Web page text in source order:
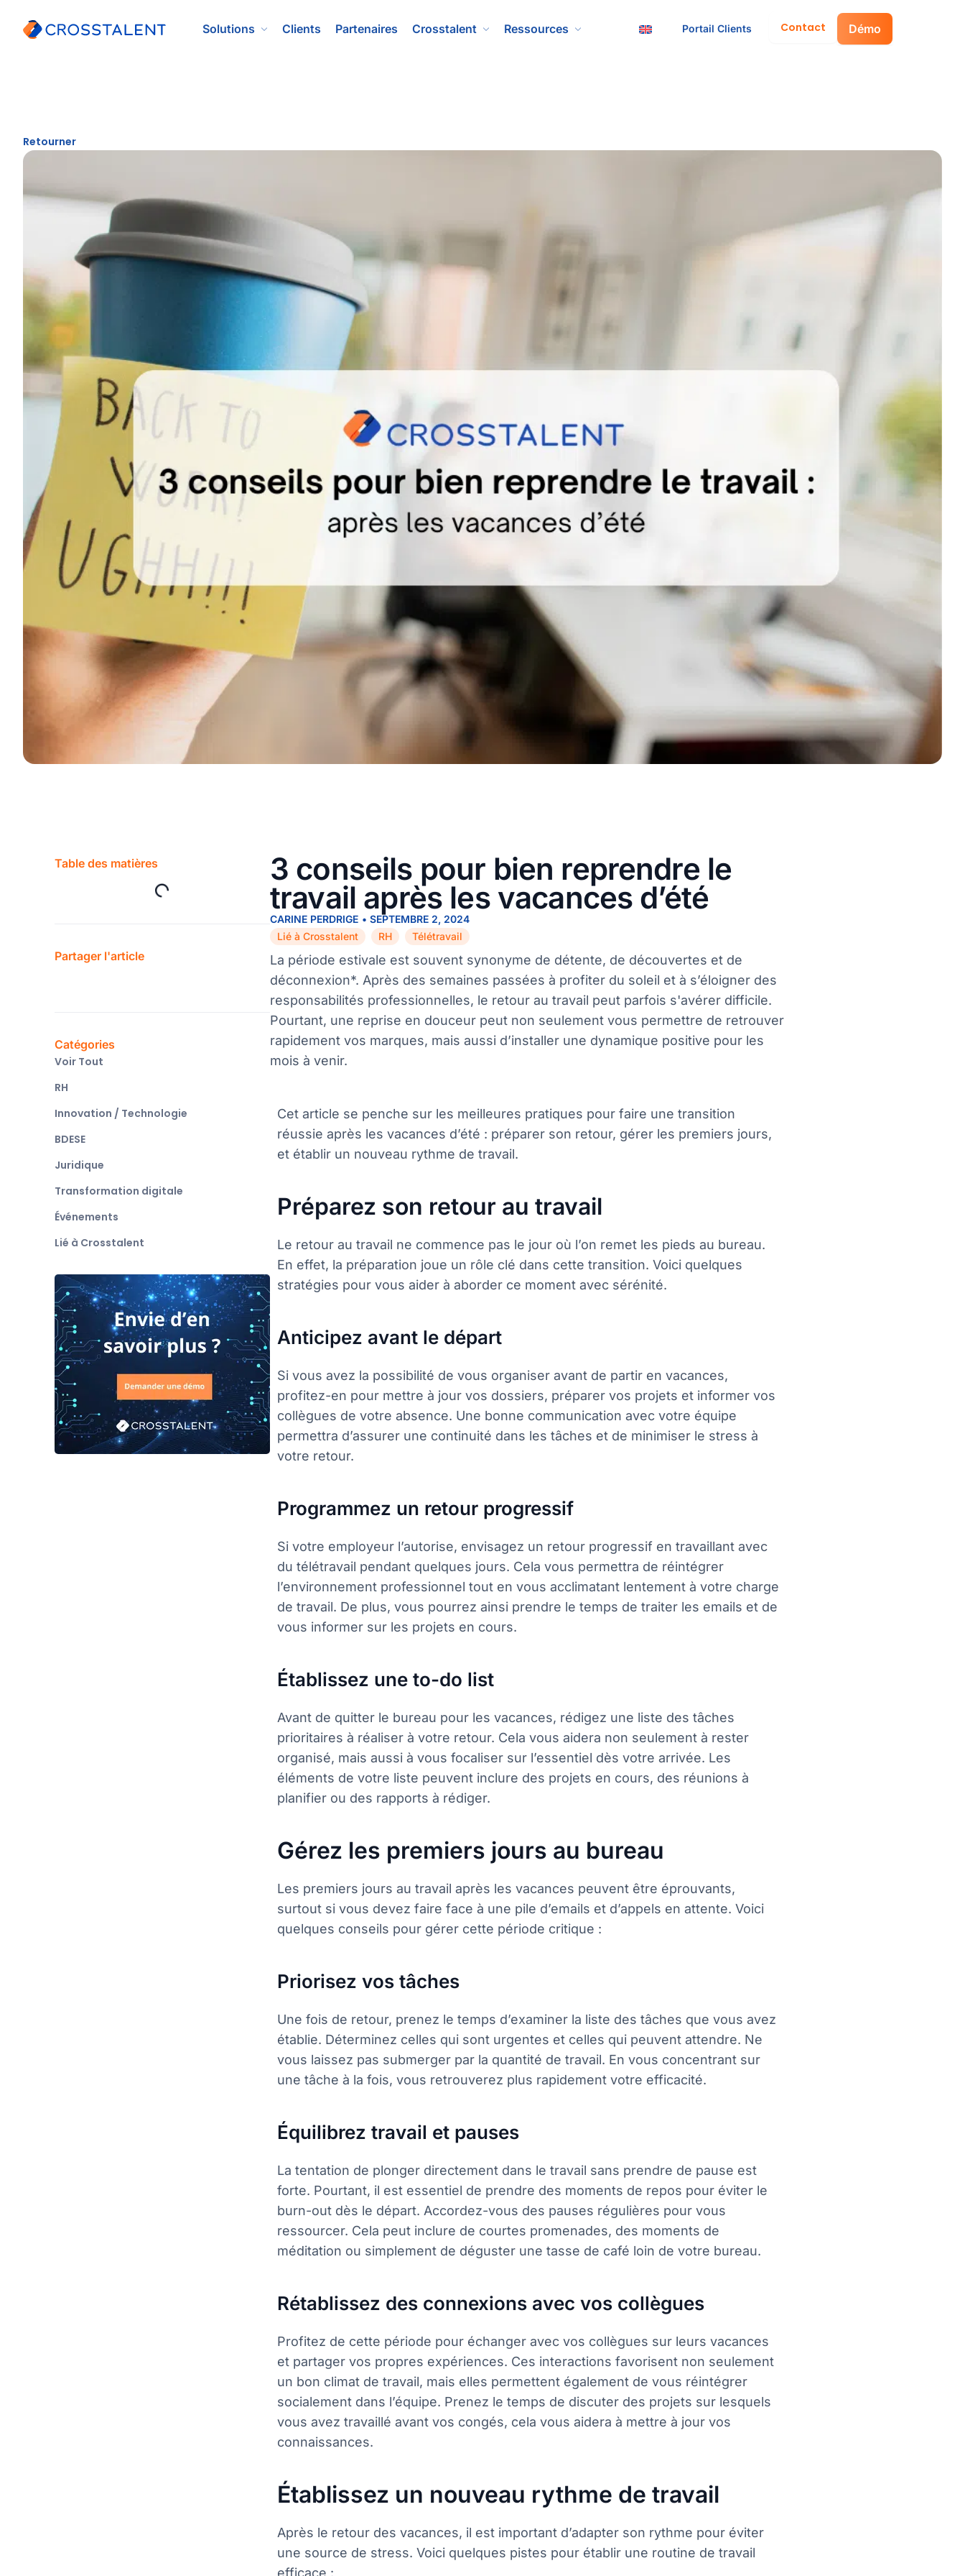
Solutions Clients Partenaires Crosstalent Ressources Portail Clients Contact Démo
Retourner
Table des matières
Partager l'article
Catégories
Voir Tout
RH
Innovation / Technologie
BDESE
Juridique
Transformation digitale
Événements
Lié à Crosstalent
3 conseils pour bien reprendre le
travail après les vacances d’été
CARINE PERDRIGE • SEPTEMBRE 2, 2024
Lié à Crosstalent
RH Télétravail
La période estivale est souvent synonyme de détente, de découvertes et de
déconnexion*. Après des semaines passées à profiter du soleil et à s’éloigner des
responsabilités professionnelles, le retour au travail peut parfois s'avérer difficile.
Pourtant, une reprise en douceur peut non seulement vous permettre de retrouver
rapidement vos marques, mais aussi d’installer une dynamique positive pour les
mois à venir.
Cet article se penche sur les meilleures pratiques pour faire une transition
réussie après les vacances d’été : préparer son retour, gérer les premiers jours,
et établir un nouveau rythme de travail.
Préparez son retour au travail
Le retour au travail ne commence pas le jour où l’on remet les pieds au bureau.
En effet, la préparation joue un rôle clé dans cette transition. Voici quelques
stratégies pour vous aider à aborder ce moment avec sérénité.
Anticipez avant le départ
Si vous avez la possibilité de vous organiser avant de partir en vacances,
profitez-en pour mettre à jour vos dossiers, préparer vos projets et informer vos
collègues de votre absence. Une bonne communication avec votre équipe
permettra d’assurer une continuité dans les tâches et de minimiser le stress à
votre retour.
Programmez un retour progressif
Si votre employeur l’autorise, envisagez un retour progressif en travaillant avec
du télétravail pendant quelques jours. Cela vous permettra de réintégrer
l’environnement professionnel tout en vous acclimatant lentement à votre charge
de travail. De plus, vous pourrez ainsi prendre le temps de traiter les emails et de
vous informer sur les projets en cours.
Établissez une to-do list
Avant de quitter le bureau pour les vacances, rédigez une liste des tâches
prioritaires à réaliser à votre retour. Cela vous aidera non seulement à rester
organisé, mais aussi à vous focaliser sur l’essentiel dès votre arrivée. Les
éléments de votre liste peuvent inclure des projets en cours, des réunions à
planifier ou des rapports à rédiger.
Gérez les premiers jours au bureau
Les premiers jours au travail après les vacances peuvent être éprouvants,
surtout si vous devez faire face à une pile d’emails et d’appels en attente. Voici
quelques conseils pour gérer cette période critique :
Priorisez vos tâches
Une fois de retour, prenez le temps d’examiner la liste des tâches que vous avez
établie. Déterminez celles qui sont urgentes et celles qui peuvent attendre. Ne
vous laissez pas submerger par la quantité de travail. En vous concentrant sur
une tâche à la fois, vous retrouverez plus rapidement votre efficacité.
Équilibrez travail et pauses
La tentation de plonger directement dans le travail sans prendre de pause est
forte. Pourtant, il est essentiel de prendre des moments de repos pour éviter le
burn-out dès le départ. Accordez-vous des pauses régulières pour vous
ressourcer. Cela peut inclure de courtes promenades, des moments de
méditation ou simplement de déguster une tasse de café loin de votre bureau.
Rétablissez des connexions avec vos collègues
Profitez de cette période pour échanger avec vos collègues sur leurs vacances
et partager vos propres expériences. Ces interactions favorisent non seulement
un bon climat de travail, mais elles permettent également de vous réintégrer
socialement dans l’équipe. Prenez le temps de discuter des projets sur lesquels
vous avez travaillé avant vos congés, cela vous aidera à mettre à jour vos
connaissances.
Établissez un nouveau rythme de travail
Après le retour des vacances, il est important d’adapter son rythme pour éviter
une source de stress. Voici quelques pistes pour établir une routine de travail
efficace :